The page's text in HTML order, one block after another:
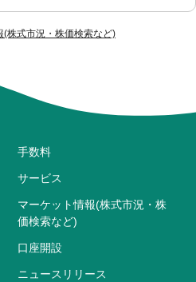
(株式市況・株価検索など)
手数料
サービス
マーケット情報(株式市況・株
価検索など)
口座開設
ニュースリリース